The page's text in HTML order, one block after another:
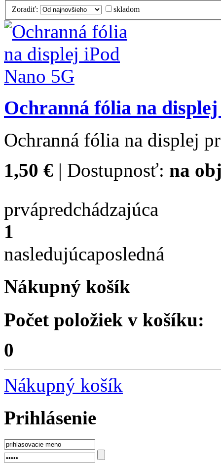
Zoradiť: skladom
Ochranná fólia na
Ochranná fólia na displej
1,50 € | Dostupnosť: na
prvápredchádzajúca
1
nasledujúcaposledná
Nákupný košík
Počet položiek v košíku:
0
Nákupný košík
Prihlásenie